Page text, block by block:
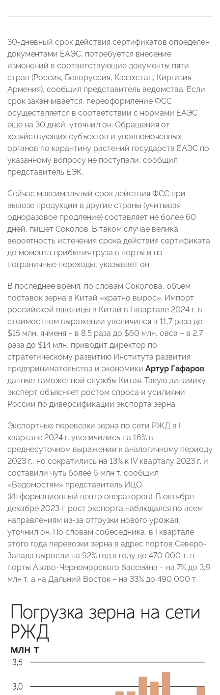
30-дневный срок действия сертификатов определен
документами ЕАЭС, потребуется внесение
изменений в соответствующие документы пяти
стран (Россия, Белоруссия, Казахстан, Киргизия
Армения), сообщил представитель ведомства. Если
срок заканчивается, переоформление ФСС
осуществляется в соответствии с нормами ЕАЭС
еще на 30 дней, уточнил он. Обращения от
хозяйствующих субъектов и уполномоченных
органов по карантину растений государств ЕАЭС по
указанному вопросу не поступали, сообщил
представитель ЕЭК.
Сейчас максимальный срок действия ФСС при
вывозе продукции в другие страны (учитывая
одноразовое продление) составляет не более 60
дней, пишет Соколов. В таком случае велика
вероятность истечения срока действия сертификата
до момента прибытия груза в порты и на
пограничные переходы, указывает он.
В последнее время, по словам Соколова, объем
поставок зерна в Китай «кратно вырос». Импорт
российской пшеницы в Китай в I квартале 2024 г. в
стоимостном выражении увеличился в 11,7 раза до
$15 млн, ячменя – в 8,5 раза до $60 млн, овса – в 2,7
раза до $14 млн, приводит директор по
стратегическому развитию Института развития
предпринимательства и экономики Артур Гафаров
данные таможенной службы Китая. Такую динамику
эксперт объясняет ростом спроса и усилиями
России по диверсификации экспорта зерна.
Экспортные перевозки зерна по сети РЖД в I
квартале 2024 г. увеличились на 16% в
среднесуточном выражении к аналогичному периоду
2023 г., но сократились на 13% к IV кварталу 2023 г. и
составили чуть более 6 млн т, сообщил
«Ведомостям» представитель ИЦО
(Информационный центр операторов). В октябре –
декабре 2023 г. рост экспорта наблюдался по всем
направлениям из-за отгрузки нового урожая,
уточнил он. По словам собеседника, в I квартале
этого года перевозки зерна в адрес портов Северо-
Запада выросли на 92% год к году до 470 000 т, в
порты Азово-Черноморского бассейна – на 7% до 3,9
млн т, а на Дальний Восток – на 33% до 490 000 т.